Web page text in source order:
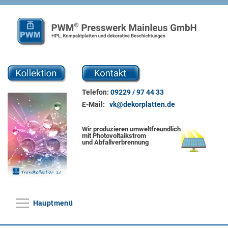
Telefon: 09229 / 97 44 33
E-Mail: vk@dekorplatten.de
Wir produzieren umweltfreundlich
mit Photovoltaikstrom
und Abfallverbrennung
Hauptmenü
Hauptmenü